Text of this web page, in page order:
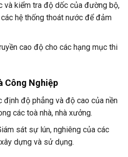
và kiểm tra độ dốc của đường bộ,
hệ thống thoát nước để đảm
cao độ cho các hạng mục thi
Công Nghiệp
định độ phẳng và độ cao của nền
các toà nhà, nhà xưởng.
sát sự lún, nghiêng của các
dựng và sử dụng.